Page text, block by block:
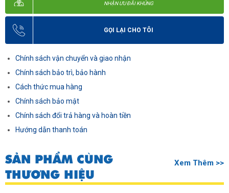
NHẬN ƯU ĐÃI KHỦNG
GỌI LẠI CHO TÔI
Chính sách vận chuyển và giao nhận
Chính sách bảo trì, bảo hành
Cách thức mua hàng
Chính sách bảo mật
Chính sách đổi trả hàng và hoàn tiền
Hướng dẫn thanh toán
SẢN PHẨM CÙNG
THƯƠNG HIỆU
Xem Thêm >>